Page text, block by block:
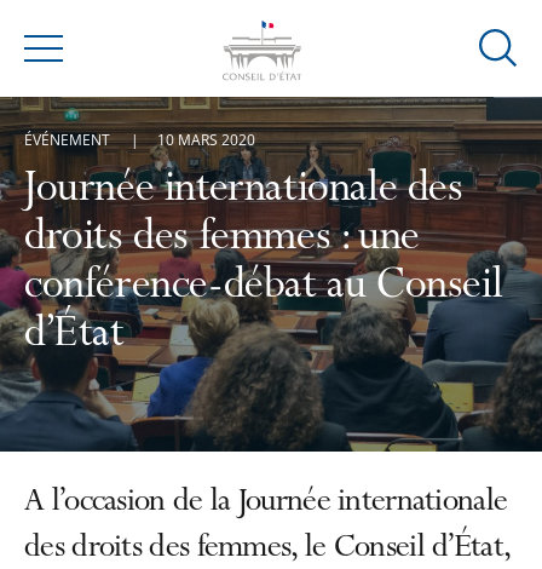
Menu
Ouvrir
de
Journée internationale des
droits des femmes : une
conférence-débat au Conseil
d’État
ÉVÉNEMENT 10 MARS 2020
A l’occasion de la Journée internationale
des droits des femmes, le Conseil d’État,